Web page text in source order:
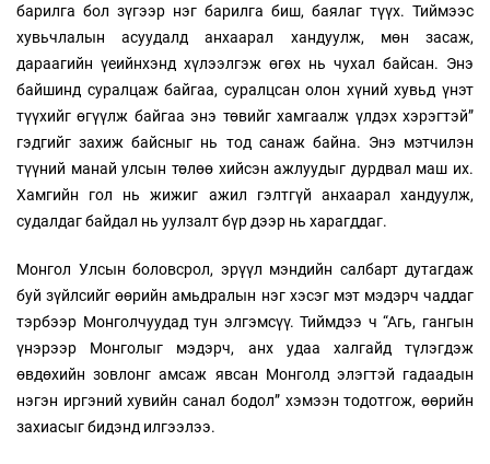
барилга бол зүгээр нэг барилга биш, баялаг түүх. Тиймээс
хувьчлалын асуудалд анхаарал хандуулж, мөн засаж,
дараагийн үеийнхэнд хүлээлгэж өгөх нь чухал байсан. Энэ
байшинд суралцаж байгаа, суралцсан олон хүний хувьд үнэт
түүхийг өгүүлж байгаа энэ төвийг хамгаалж үлдэх хэрэгтэй”
гэдгийг захиж байсныг нь тод санаж байна. Энэ мэтчилэн
түүний манай улсын төлөө хийсэн ажлуудыг дурдвал маш их.
Хамгийн гол нь жижиг ажил гэлтгүй анхаарал хандуулж,
судалдаг байдал нь уулзалт бүр дээр нь харагддаг.
Монгол Улсын боловсрол, эрүүл мэндийн салбарт дутагдаж
буй зүйлсийг өөрийн амьдралын нэг хэсэг мэт мэдэрч чаддаг
тэрбээр Монголчуудад тун элгэмсүү. Тиймдээ ч “Агь, гангын
үнэрээр Монголыг мэдэрч, анх удаа халгайд түлэгдэж
өвдөхийн зовлонг амсаж явсан Монголд элэгтэй гадаадын
нэгэн иргэний хувийн санал бодол” хэмээн тодотгож, өөрийн
захиасыг бидэнд илгээлээ.